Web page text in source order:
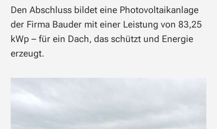
Den Abschluss bildet eine Photovoltaikanlage
der Firma Bauder mit einer Leistung von 83,25
kWp – für ein Dach, das schützt und Energie
erzeugt.